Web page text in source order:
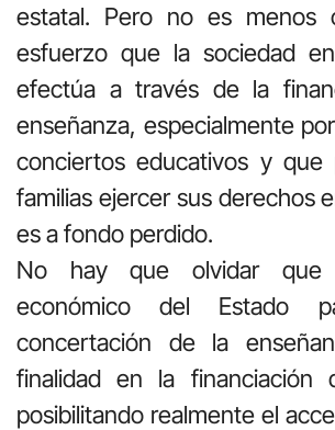
estatal. Pero no es menos
esfuerzo que la sociedad
efectúa a través de la
enseñanza, especialmente
conciertos educativos y que
familias ejercer sus derechos
es a fondo perdido.
No hay que olvidar que
económico del Estado
concertación de la
finalidad en la financiación
posibilitando realmente el